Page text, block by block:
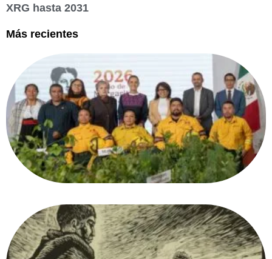
XRG hasta 2031
Más recientes